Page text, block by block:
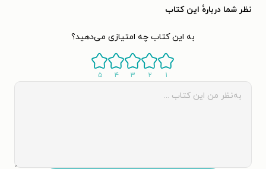
نظر شما دربارهٔ این کتاب
به این کتاب چه امتیازی می‌دهید؟
۱ ۲ ۳ ۴ ۵